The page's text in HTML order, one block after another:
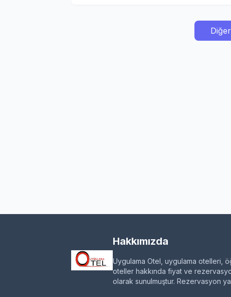
Hakkımızda
Uygulama Otel, uygulama otelleri,
oteller hakkında fiyat ve
olarak sunulmuştur. Rezervasyon